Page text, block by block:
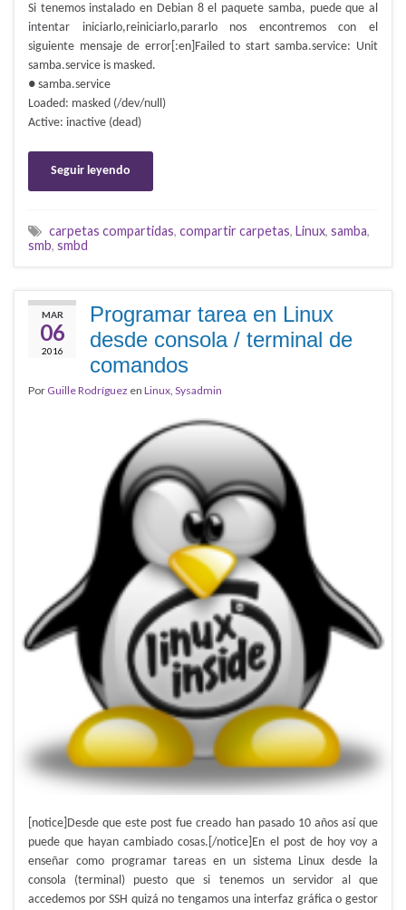
Si tenemos instalado en Debian 8 el paquete samba, puede que al
intentar iniciarlo,reiniciarlo,pararlo nos encontremos con el
siguiente mensaje de error[:en]Failed to start samba.service: Unit
samba.service is masked.
● samba.service
Loaded: masked (/dev/null)
Active: inactive (dead)
Seguir leyendo
carpetas compartidas, compartir carpetas, Linux, samba,
smb, smbd
MAR
06
2016
Programar tarea en Linux
desde consola / terminal de
comandos
Por Guille Rodríguez en Linux Sysadmin
[notice]Desde que este post fue creado han pasado 10 años así que
puede que hayan cambiado cosas.[/notice]En el post de hoy voy a
enseñar como programar tareas en un sistema Linux desde la
consola (terminal) puesto que si tenemos un servidor al que
accedemos por SSH quizá no tengamos una interfaz gráfica o gestor